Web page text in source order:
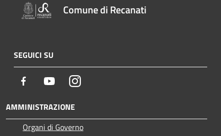
Comune di Recanati
SEGUICI SU
Facebook YoutubeInstagram
AMMINISTRAZIONE
Organi di Governo